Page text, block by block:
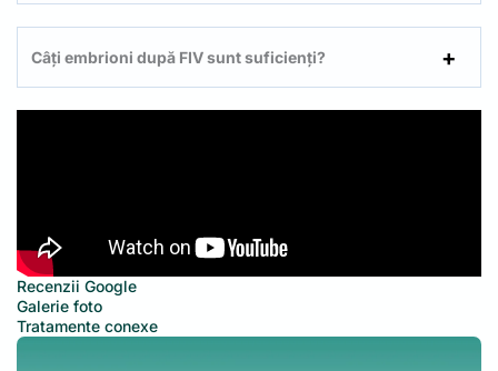
Câți embrioni după FIV sunt suficienți?
Recenzii Google
Galerie foto
Tratamente conexe